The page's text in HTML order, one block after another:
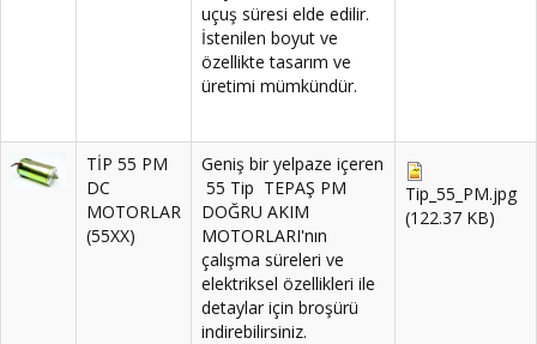
uçuş süresi elde edilir.
İstenilen boyut ve
özellikte tasarım ve
üretimi mümkündür.
TİP 55 PM
DC
MOTORLAR
(55XX)
Geniş bir yelpaze içeren
55 Tip TEPAŞ PM
DOĞRU AKIM
MOTORLARI'nın
çalışma süreleri ve
elektriksel özellikleri ile
detaylar için broşürü
indirebilirsiniz.
Tip_55_PM.jpg
(122.37 KB)